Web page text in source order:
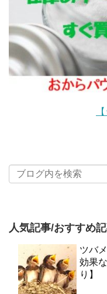
人気記事/おすすめ
ツバ
効果
り】